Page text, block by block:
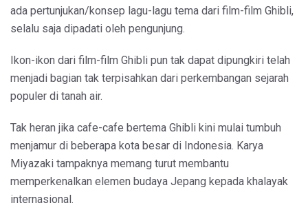
ada pertunjukan/konsep lagu-lagu tema dari film-film Ghibli,
selalu saja dipadati oleh pengunjung.
Ikon-ikon dari film-film Ghibli pun tak dapat dipungkiri telah
menjadi bagian tak terpisahkan dari perkembangan sejarah
populer di tanah air.
Tak heran jika cafe-cafe bertema Ghibli kini mulai tumbuh
menjamur di beberapa kota besar di Indonesia. Karya
Miyazaki tampaknya memang turut membantu
memperkenalkan elemen budaya Jepang kepada khalayak
internasional.